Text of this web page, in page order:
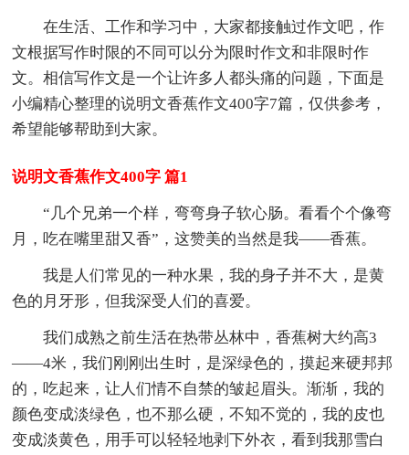
在生活、工作和学习中，大家都接触过作文吧，作
文根据写作时限的不同可以分为限时作文和非限时作
文。相信写作文是一个让许多人都头痛的问题，下面是
小编精心整理的说明文香蕉作文400字7篇，仅供参考，
希望能够帮助到大家。
说明文香蕉作文400字 篇1
“几个兄弟一个样，弯弯身子软心肠。看看个个像弯
月，吃在嘴里甜又香”，这赞美的当然是我——香蕉。
我是人们常见的一种水果，我的身子并不大，是黄
色的月牙形，但我深受人们的喜爱。
我们成熟之前生活在热带丛林中，香蕉树大约高3
——4米，我们刚刚出生时，是深绿色的，摸起来硬邦邦
的，吃起来，让人们情不自禁的皱起眉头。渐渐，我的
颜色变成淡绿色，也不那么硬，不知不觉的，我的皮也
变成淡黄色，用手可以轻轻地剥下外衣，看到我那雪白